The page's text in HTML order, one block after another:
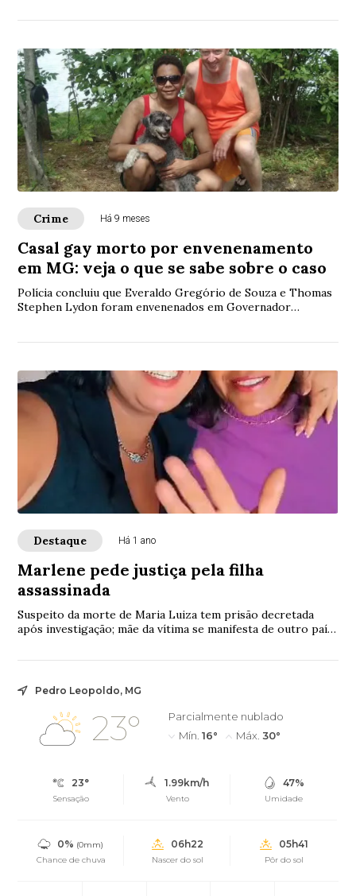
Crime Há 9 meses
Casal gay morto por envenenamento
em MG: veja o que se sabe sobre o caso
Polícia concluiu que Everaldo Gregório de Souza e Thomas
Stephen Lydon foram envenenados em Governador
Destaque Há 1 ano
Marlene pede justiça pela filha
assassinada
Suspeito da morte de Maria Luiza tem prisão decretada
após investigação; mãe da vítima se manifesta de outro país
Pedro Leopoldo, MG
23°
Parcialmente nublado
Mín. 16° Máx. 30°
23°
Sensação
1.99km/h
Vento
47%
Umidade
0% (0mm)
Chance de chuva
06h22
Nascer do sol
05h41
Pôr do sol